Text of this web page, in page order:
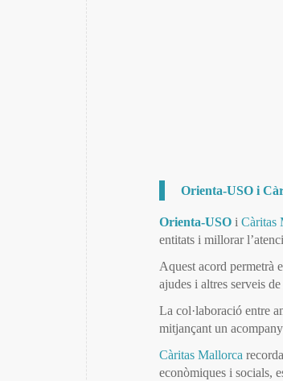
Orienta-USO i
Orienta-USO i Càritas
entitats i millorar
Aquest acord permetrà
ajudes i altres serveis
La col·laboració entre
mitjançant un
Càritas Mallorca
econòmiques i socials,